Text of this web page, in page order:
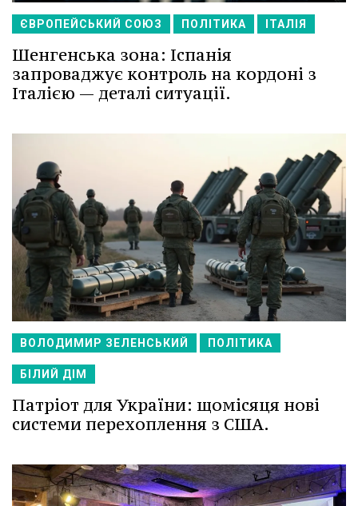
ЄВРОПЕЙСЬКИЙ СОЮЗ ПОЛІТИКА ІТАЛІЯ
Шенгенська зона: Іспанія
запроваджує контроль на кордоні з
Італією — деталі ситуації.
ВОЛОДИМИР ЗЕЛЕНСЬКИЙ ПОЛІТИКА
БІЛИЙ ДІМ
Патріот для України: щомісяця нові
системи перехоплення з США.